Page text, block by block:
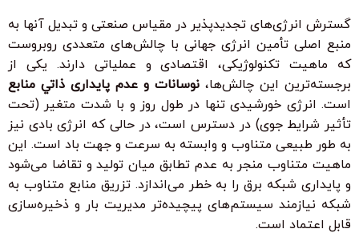
گسترش انرژی‌های تجدیدپذیر در مقیاس صنعتی و تبدیل آنها به
منبع اصلی تأمین انرژی جهانی با چالش‌های متعددی روبروست
که ماهیت تکنولوژیکی، اقتصادی و عملیاتی دارند. یکی از
برجسته‌ترین این چالش‌ها، نوسانات و عدم پایداری ذاتي منابع
است. انرژی خورشیدی تنها در طول روز و با شدت متغیر (تحت
تأثیر شرایط جوی) در دسترس است، در حالی که انرژی بادی نیز
به طور طبیعی متناوب و وابسته به سرعت و جهت باد است. این
ماهیت متناوب منجر به عدم تطابق میان تولید و تقاضا می‌شود
و پایداری شبکه برق را به خطر می‌اندازد. تزریق منابع متناوب به
شبکه نیازمند سیستم‌های پیچیده‌تر مدیریت بار و ذخیره‌سازی
قابل اعتماد است.